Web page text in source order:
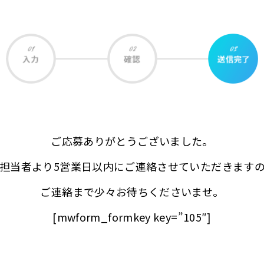
ご応募ありがとうございました。
当者より5営業日以内にご連絡させていただきます
ご連絡まで少々お待ちくださいませ。
[mwform_formkey key=”105″]